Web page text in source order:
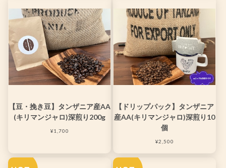
【豆・挽き豆】タンザニア産AA
(キリマンジャロ)深煎り200g
¥1,700
【ドリップパック】タンザニア
産AA(キリマンジャロ)深煎り10
個
¥2,500